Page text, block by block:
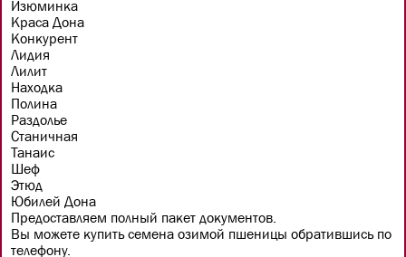
Изюминка
Краса Дона
Конкурент
Лидия
Лилит
Находка
Полина
Раздолье
Станичная
Танаис
Шеф
Этюд
Юбилей Дона
Предоставляем полный пакет документов.
Вы можете купить семена озимой пшеницы обратившись по
телефону.